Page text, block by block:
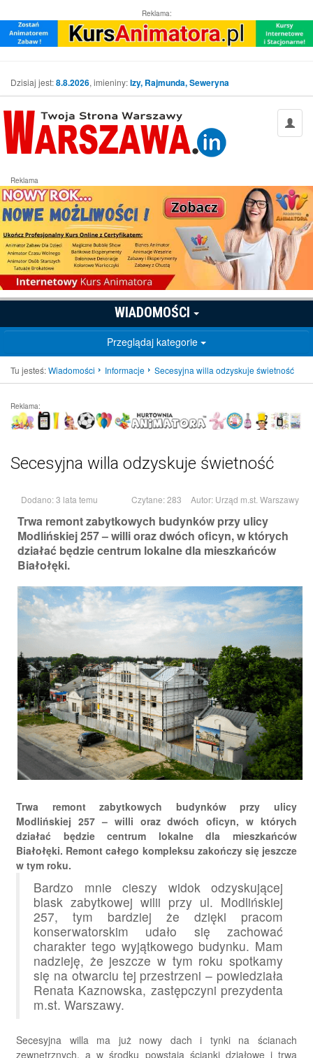
Reklama:
Dzisiaj jest:8.8.2026, imieniny:Izy, Rajmunda, Seweryna
Reklama
WIADOMOŚCI
Przeglądaj kategorie
Tu jesteś:Wiadomości Informacje Secesyjna willa odzyskuje świetność
Reklama:
Secesyjna willa odzyskuje świetność
Dodano: 3 lata temu Czytane: 283 Autor: Urząd m.st. Warszawy
Trwa remont zabytkowych budynków przy ulicy
Modlińskiej 257 – willi oraz dwóch oficyn, w których
działać będzie centrum lokalne dla mieszkańców
Białołęki.
Trwa remont zabytkowych budynków przy ulicy
Modlińskiej 257 – willi oraz dwóch oficyn, w których
działać będzie centrum lokalne dla mieszkańców
Białołęki. Remont całego kompleksu zakończy się jeszcze
w tym roku.
Bardzo mnie cieszy widok odzyskującej
blask zabytkowej wilii przy ul. Modlińskiej
257, tym bardziej że dzięki pracom
konserwatorskim udało się zachować
charakter tego wyjątkowego budynku. Mam
nadzieję, że jeszcze w tym roku spotkamy
się na otwarciu tej przestrzeni – powiedziała
Renata Kaznowska, zastępczyni prezydenta
m.st. Warszawy.
Secesyjna willa ma już nowy dach i tynki na ścianach
zewnętrznych, a w środku powstają ścianki działowe i trwa